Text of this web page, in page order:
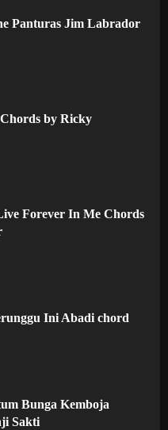
Panturas Jim Labrador
by Ricky
Forever In Me Chords
Ini Abadi chord
Bunga Kemboja
Sakti